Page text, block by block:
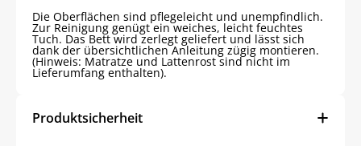
Die Oberflächen sind pflegeleicht und unempfindlich.
Zur Reinigung genügt ein weiches, leicht feuchtes
Tuch. Das Bett wird zerlegt geliefert und lässt sich
dank der übersichtlichen Anleitung zügig montieren.
(Hinweis: Matratze und Lattenrost sind nicht im
Lieferumfang enthalten).
Produktsicherheit